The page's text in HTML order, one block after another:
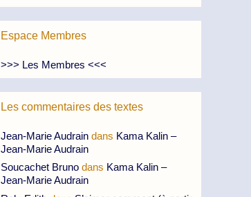
Espace Membres
>>> Les Membres <<<
Les commentaires des textes
Jean-Marie Audrain dans Kama Kalin –
Jean-Marie Audrain
Soucachet Bruno dans Kama Kalin –
Jean-Marie Audrain